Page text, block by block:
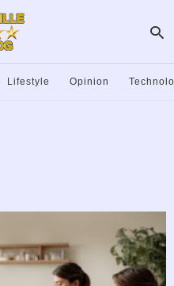
Lifestyle Opinion